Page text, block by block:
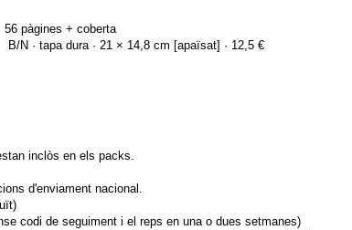
56 pàgines + coberta
B/N · tapa dura · 21 × 14,8 cm [apaïsat] · 12,5 €
inclòs en els packs.
d'enviament nacional.
codi de seguiment i el reps en una o dues setmanes)